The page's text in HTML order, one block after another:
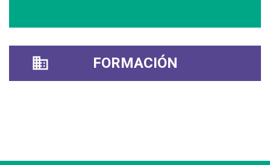
FORMACIÓN